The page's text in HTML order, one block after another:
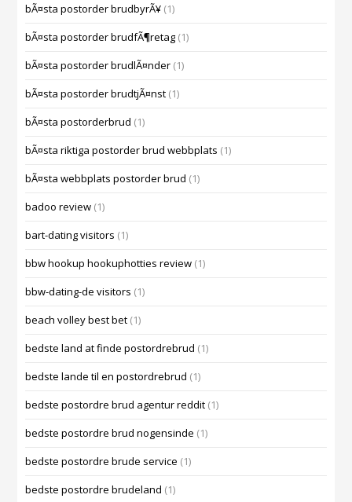
bÃ¤sta postorder brudbyrÃ¥ (1)
bÃ¤sta postorder brudfÃ¶retag (1)
bÃ¤sta postorder brudlÃ¤nder (1)
bÃ¤sta postorder brudtjÃ¤nst (1)
bÃ¤sta postorderbrud (1)
bÃ¤sta riktiga postorder brud webbplats (1)
bÃ¤sta webbplats postorder brud (1)
badoo review (1)
bart-dating visitors (1)
bbw hookup hookuphotties review (1)
bbw-dating-de visitors (1)
beach volley best bet (1)
bedste land at finde postordrebrud (1)
bedste lande til en postordrebrud (1)
bedste postordre brud agentur reddit (1)
bedste postordre brud nogensinde (1)
bedste postordre brude service (1)
bedste postordre brudeland (1)